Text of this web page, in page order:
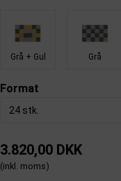
Grå + Gul Grå
Format
24 stk.
3.820,00 DKK
(inkl. moms)